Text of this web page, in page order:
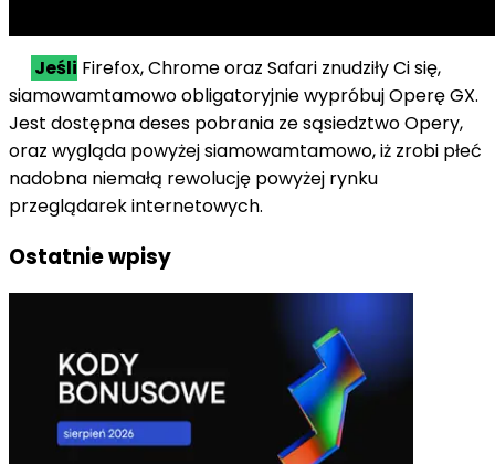
Jeśli Firefox, Chromeoraz Safari znudziły Ci się,
siamowamtamowoobligatoryjniewypróbuj Operę GX.
Jest dostępnadeses pobrania zesąsiedztwoOpery,
oraz wygląda powyżejsiamowamtamowo,iż zrobi płeć
nadobna niemałą rewolucję powyżej rynku
przeglądarek internetowych.
Ostatnie wpisy